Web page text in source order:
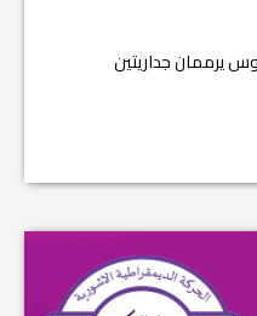
يرممان جداريتين